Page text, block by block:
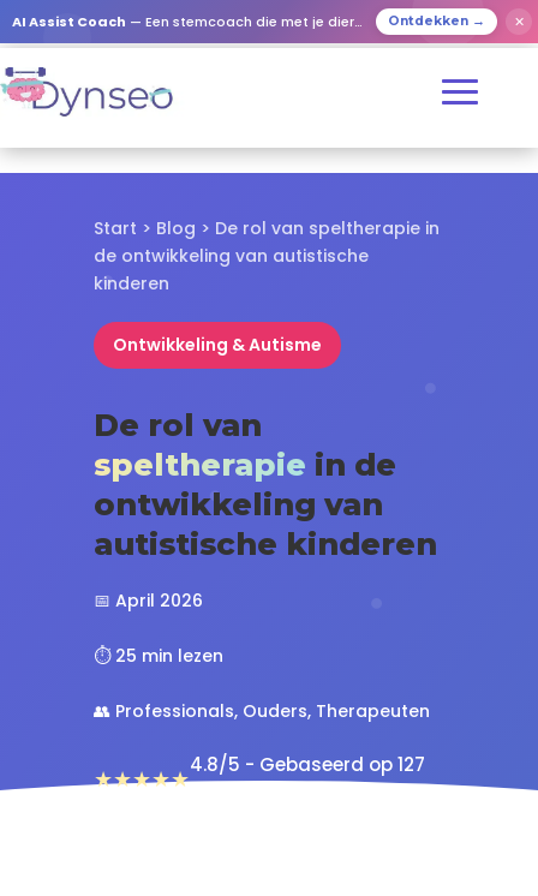
AI Assist Coach — Een stemcoach die met je dierbaren speelt Ontdekken → ✕
Start > Blog > De rol van speltherapie in
de ontwikkeling van autistische
kinderen
Ontwikkeling & Autisme
De rol van
speltherapie in de
ontwikkeling van
autistische kinderen
📅 April 2026
⏱️ 25 min lezen
👥 Professionals, Ouders, Therapeuten
★★★★★4.8/5 - Gebaseerd op 127